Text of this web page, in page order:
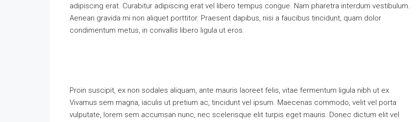
adipiscing erat. Curabitur adipiscing erat vel libero tempus congue. Nam pharetra interdum vestibulum.
Aenean gravida mi non aliquet porttitor. Praesent dapibus, nisi a faucibus tincidunt, quam dolor
condimentum metus, in convallis libero ligula ut eros.
Proin suscipit, ex non sodales aliquam, ante mauris laoreet felis, vitae fermentum ligula nibh ut ex.
Vivamus sem magna, iaculis ut pretium ac, tincidunt vel ipsum. Maecenas commodo, velit vel porta
vulputate, lorem sem accumsan nunc, nec scelerisque elit turpis eget mauris. Donec dictum elit vel